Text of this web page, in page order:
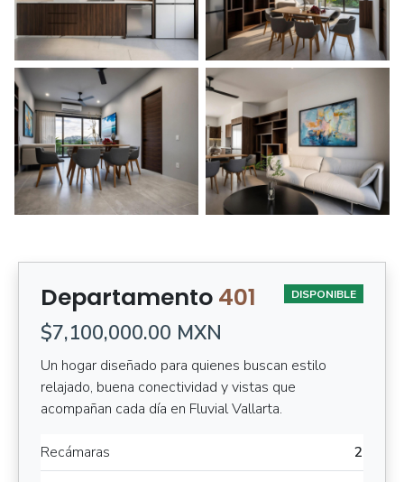
Departamento 401 DISPONIBLE
$7,100,000.00 MXN
Un hogar diseñado para quienes buscan estilo
relajado, buena conectividad y vistas que
acompañan cada día en Fluvial Vallarta.
Recámaras
2